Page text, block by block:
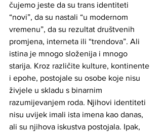
čujemo jeste da su trans identiteti
“novi”, da su nastali “u modernom
vremenu”, da su rezultat društvenih
promjena, interneta ili “trendova”. Ali
istina je mnogo složenija i mnogo
starija. Kroz različite kulture, kontinente
i epohe, postojale su osobe koje nisu
živjele u skladu s binarnim
razumijevanjem roda. Njihovi identiteti
nisu uvijek imali ista imena kao danas,
ali su njihova iskustva postojala. Ipak,